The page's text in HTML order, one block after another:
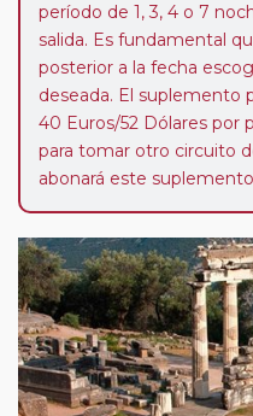
período de 1, 3, 4 o 7
salida. Es fundamental
posterior a la fecha
deseada. El suplemento
40 Euros/52 Dólares por
para tomar otro circuito
abonará este